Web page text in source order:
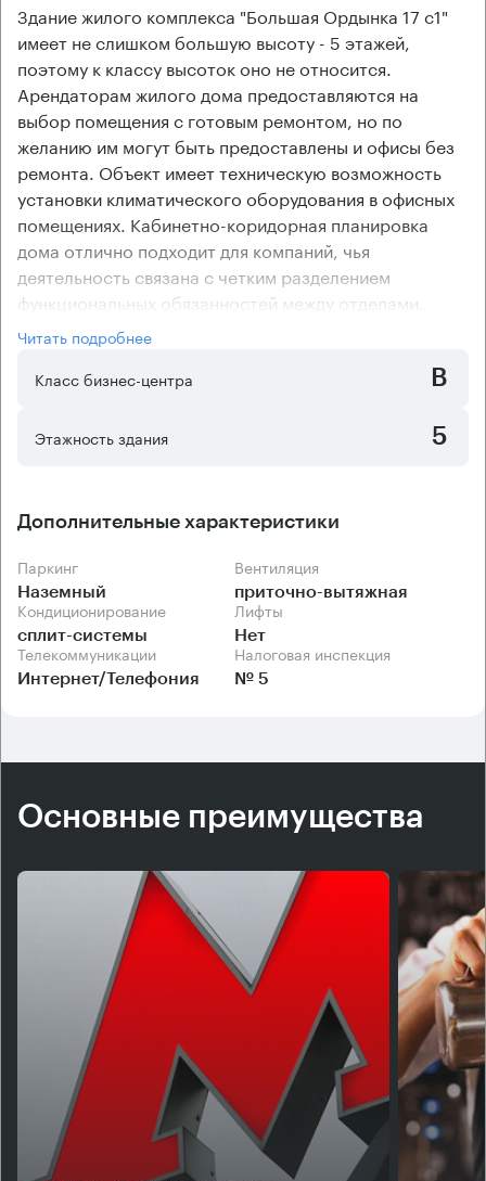
Здание жилого комплекса "Большая Ордынка 17 с1"
имеет не слишком большую высоту - 5 этажей,
поэтому к классу высоток оно не относится.
Арендаторам жилого дома предоставляются на
выбор помещения с готовым ремонтом, но по
желанию им могут быть предоставлены и офисы без
ремонта. Объект имеет техническую возможность
установки климатического оборудования в офисных
помещениях. Кабинетно-коридорная планировка
дома отлично подходит для компаний, чья
деятельность связана с четким разделением
функциональных обязанностей между отделами.
Читать подробнее
Класс бизнес-центра
B
Этажность здания 5
Дополнительные характеристики
Паркинг
Наземный
Вентиляция
приточно-вытяжная
Кондиционирование
сплит-системы
Лифты
Нет
Телекоммуникации
Интернет/Телефония
Налоговая инспекция
№ 5
Основные преимущества